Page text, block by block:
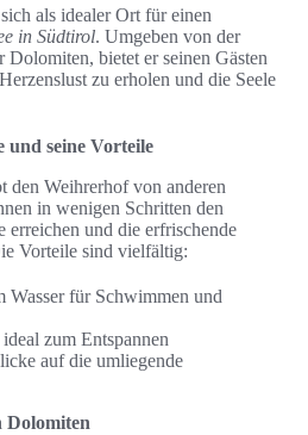
als idealer Ort für einen
in Südtirol. Umgeben von der
Dolomiten, bietet er seinen Gästen
zu erholen und die Seele
und seine Vorteile
den Weihrerhof von anderen
in wenigen Schritten den
erreichen und die erfrischende
Vorteile sind vielfältig:
Wasser für Schwimmen und
zum Entspannen
auf die umliegende
Dolomiten